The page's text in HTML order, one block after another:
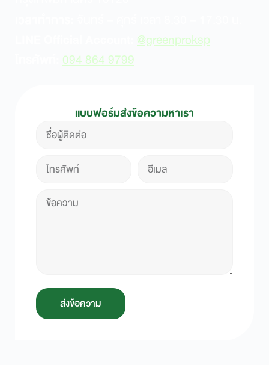
@greenproksp
094 864 9799
แบบฟอร์มส่งข้อความหาเรา
ส่งข้อความ